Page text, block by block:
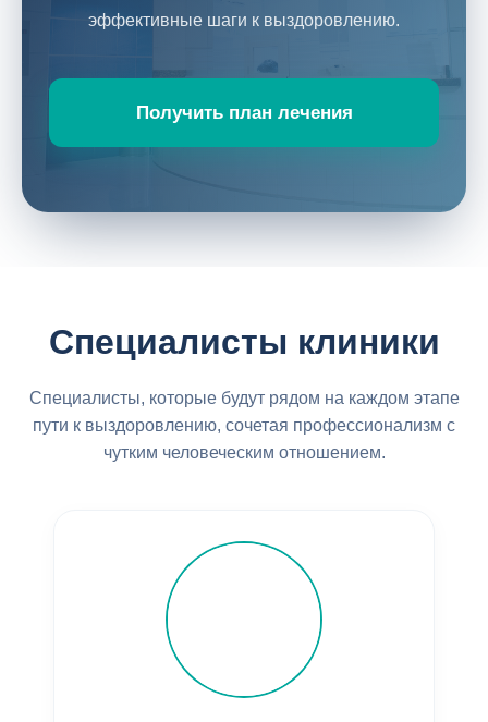
эффективные шаги к выздоровлению.
Получить план лечения
Специалисты клиники
Специалисты, которые будут рядом на каждом этапе
пути к выздоровлению, сочетая профессионализм с
чутким человеческим отношением.